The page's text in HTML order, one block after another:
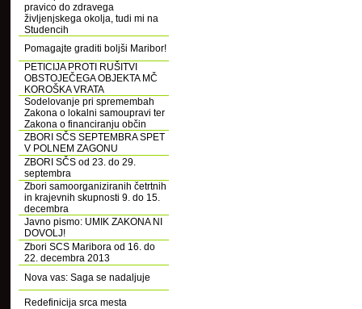
pravico do zdravega
življenjskega okolja, tudi mi na
Studencih
Pomagajte graditi boljši Maribor!
PETICIJA PROTI RUŠITVI
OBSTOJEČEGA OBJEKTA MČ
KOROŠKA VRATA
Sodelovanje pri spremembah
Zakona o lokalni samoupravi ter
Zakona o financiranju občin
ZBORI SČS SEPTEMBRA SPET
V POLNEM ZAGONU
ZBORI SČS od 23. do 29.
septembra
Zbori samoorganiziranih četrtnih
in krajevnih skupnosti 9. do 15.
decembra
Javno pismo: UMIK ZAKONA NI
DOVOLJ!
Zbori SCS Maribora od 16. do
22. decembra 2013
Nova vas: Saga se nadaljuje
Redefinicija srca mesta